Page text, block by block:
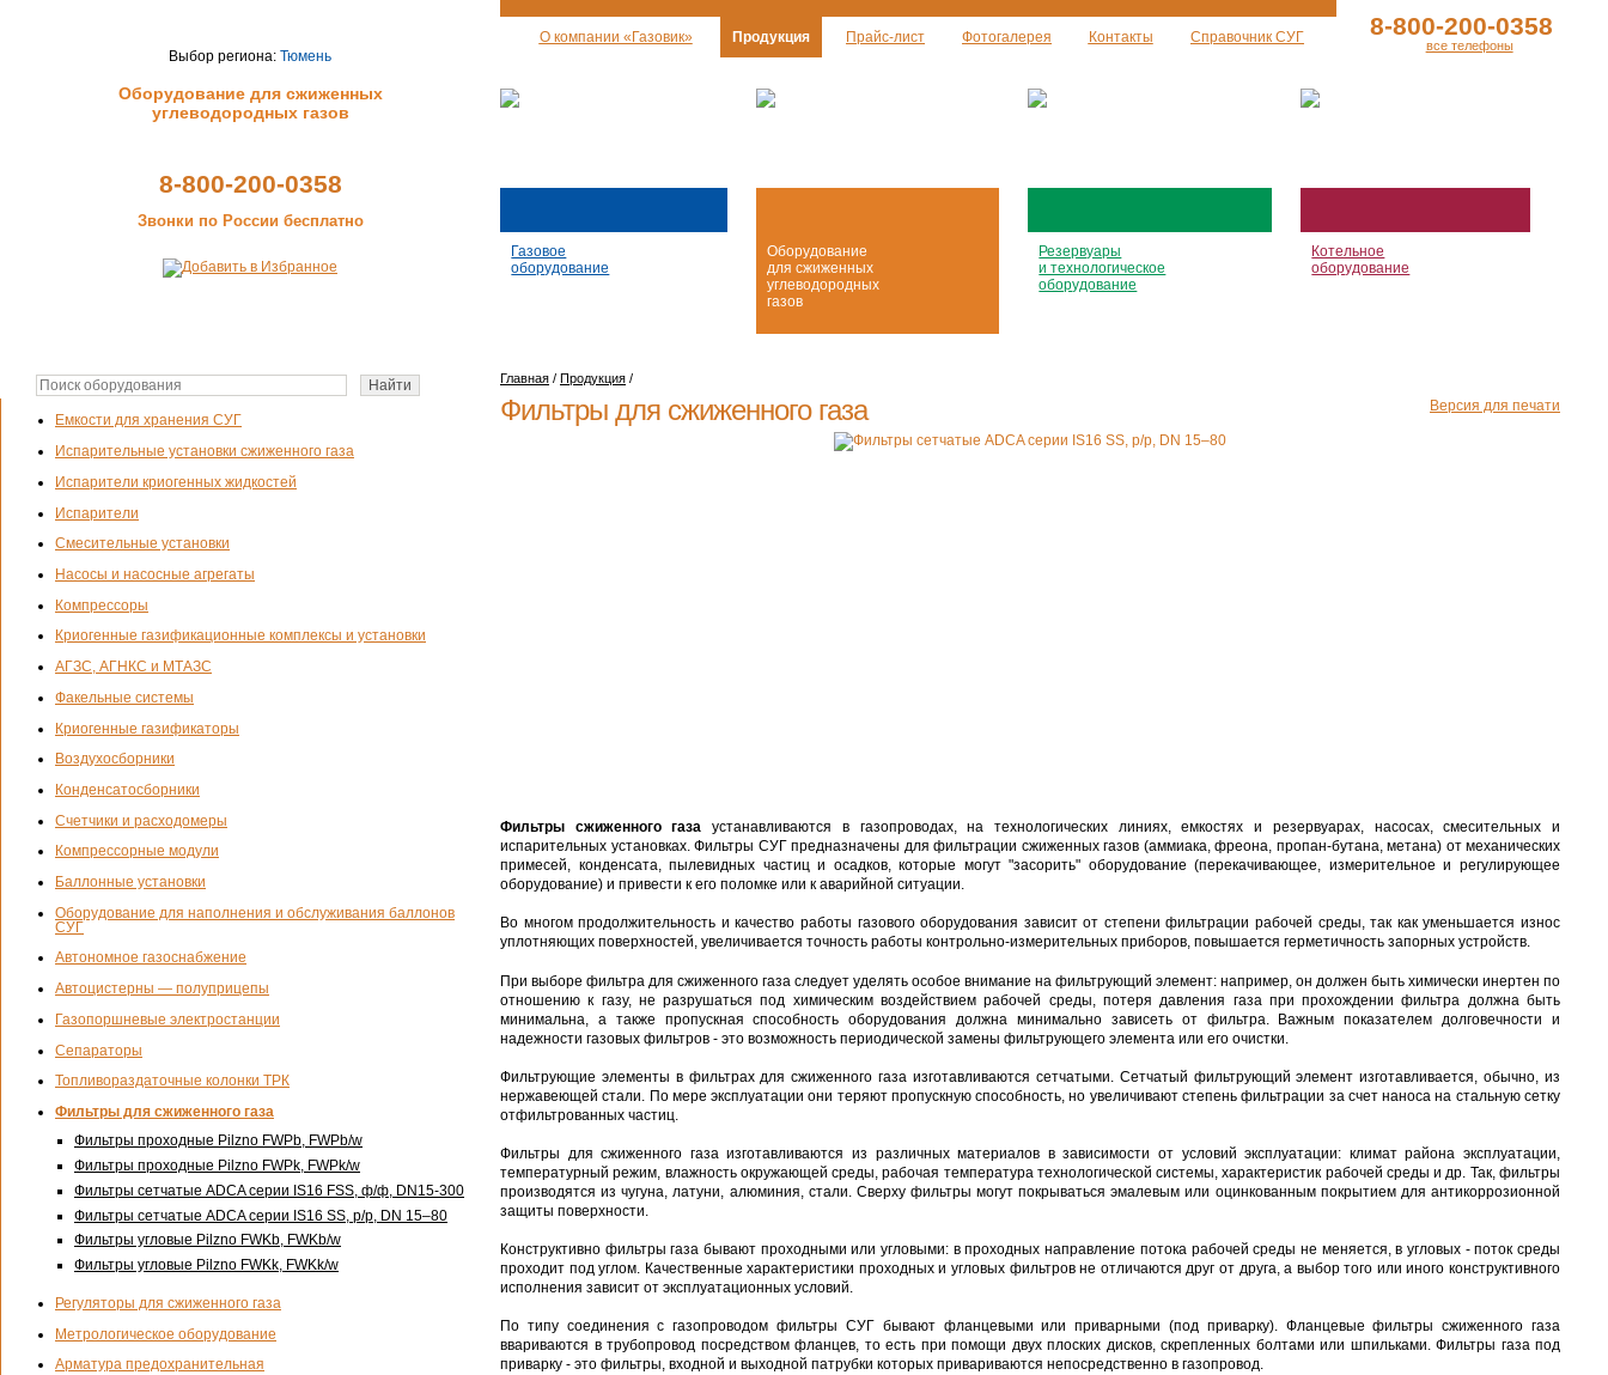
Выбор региона: Тюмень
Оборудование для сжиженных
углеводородных газов
8-800-200-0358
Звонки по России бесплатно
О компании «Газовик» Продукция Прайс-лист Фотогалерея Контакты Справочник СУГ 8-800-200-0358
все телефоны
Газовое
оборудование
Оборудование
для сжиженных
углеводородных
газов
Резервуары
и технологическое
оборудование
Котельное
оборудование
Емкости для хранения СУГ
Испарительные установки сжиженного газа
Испарители криогенных жидкостей
Испарители
Смесительные установки
Насосы и насосные агрегаты
Компрессоры
Криогенные газификационные комплексы и установки
АГЗС, АГНКС и МТАЗС
Факельные системы
Криогенные газификаторы
Воздухосборники
Конденсатосборники
Счетчики и расходомеры
Компрессорные модули
Баллонные установки
Оборудование для наполнения и обслуживания баллонов
СУГ
Автономное газоснабжение
Автоцистерны — полуприцепы
Газопоршневые электростанции
Сепараторы
Топливораздаточные колонки ТРК
Фильтры для сжиженного газа
Фильтры проходные Pilzno FWPb, FWРb/w
Фильтры проходные Pilzno FWPk, FWРk/w
Фильтры сетчатые ADCA серии IS16 FSS, ф/ф DN15-300
Фильтры сетчатые ADCA серии IS16 SS, р/р , DN 15–80
Фильтры угловые Pilzno FWKb, FWKb/w
Фильтры угловые Pilzno FWKk, FWKk/w
Регуляторы для сжиженного газа
Метрологическое оборудование
Арматура предохранительная
Главная / Продукция /
Версия для печати
Фильтры для сжиженного газа
Фильтры сжиженного газа устанавливаются в газопроводах, на технологических линиях, емкостях и резервуарах, насосах, смесительных и
испарительных установках. Фильтры СУГ предназначены для фильтрации сжиженных газов (аммиака, фреона, пропан-бутана, метана) от механических
примесей, конденсата, пылевидных частиц и осадков, которые могут "засорить" оборудование (перекачивающее, измерительное и регулирующее
оборудование) и привести к его поломке или к аварийной ситуации.
Во многом продолжительность и качество работы газового оборудования зависит от степени фильтрации рабочей среды, так как уменьшается износ
уплотняющих поверхностей, увеличивается точность работы контрольно-измерительных приборов, повышается герметичность запорных устройств.
При выборе фильтра для сжиженного газа следует уделять особое внимание на фильтрующий элемент: например, он должен быть химически инертен по
отношению к газу, не разрушаться под химическим воздействием рабочей среды, потеря давления газа при прохождении фильтра должна быть
минимальна, а также пропускная способность оборудования должна минимально зависеть от фильтра. Важным показателем долговечности и
надежности газовых фильтров - это возможность периодической замены фильтрующего элемента или его очистки.
Фильтрующие элементы в фильтрах для сжиженного газа изготавливаются сетчатыми. Сетчатый фильтрующий элемент изготавливается, обычно, из
нержавеющей стали. По мере эксплуатации они теряют пропускную способность, но увеличивают степень фильтрации за счет наноса на стальную сетку
отфильтрованных частиц.
Фильтры для сжиженного газа изготавливаются из различных материалов в зависимости от условий эксплуатации: климат района эксплуатации,
температурный режим, влажность окружающей среды, рабочая температура технологической системы, характеристик рабочей среды и др. Так, фильтры
производятся из чугуна, латуни, алюминия, стали. Сверху фильтры могут покрываться эмалевым или оцинкованным покрытием для антикоррозионной
защиты поверхности.
Конструктивно фильтры газа бывают проходными или угловыми: в проходных направление потока рабочей среды не меняется, в угловых - поток среды
проходит под углом. Качественные характеристики проходных и угловых фильтров не отличаются друг от друга, а выбор того или иного конструктивного
исполнения зависит от эксплуатационных условий.
По типу соединения с газопроводом фильтры СУГ бывают фланцевыми или приварными (под приварку). Фланцевые фильтры сжиженного газа
ввариваются в трубопровод посредством фланцев, то есть при помощи двух плоских дисков, скрепленных болтами или шпильками. Фильтры газа под
приварку - это фильтры, входной и выходной патрубки которых привариваются непосредственно в газопровод.